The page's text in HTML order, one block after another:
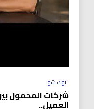
توك شو
شركات المحمول
العميل..